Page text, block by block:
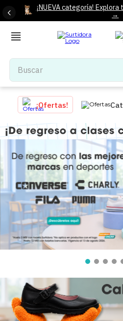
¡NUEVA categoría!
→
Buscar
TÉRMINOS MÁS BUSCADOS
1.
tenis mujer
2.
tenis hombre
4.
iphone
tenis
6
colchones
7.
bocinas
8 .
audifonos
9.
stars
¡Ofertas!